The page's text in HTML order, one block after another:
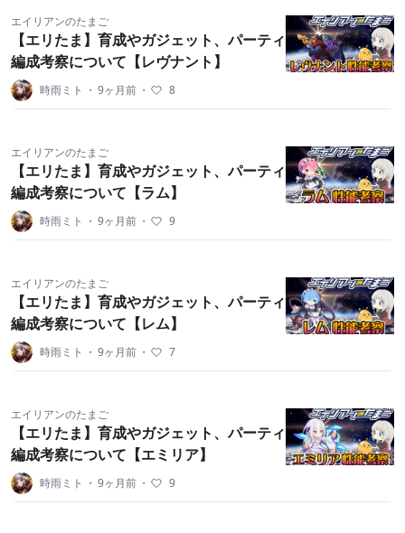
エイリアンのたまご
【エリたま】育成やガジェット、パーティ
編成考察について【レヴナント】
時雨ミト ・ 9ヶ月前 ・ 8
エイリアンのたまご
【エリたま】育成やガジェット、パーティ
編成考察について【ラム】
時雨ミト ・ 9ヶ月前 ・ 9
エイリアンのたまご
【エリたま】育成やガジェット、パーティ
編成考察について【レム】
時雨ミト ・ 9ヶ月前 ・ 7
エイリアンのたまご
【エリたま】育成やガジェット、パーティ
編成考察について【エミリア】
時雨ミト ・ 9ヶ月前 ・ 9